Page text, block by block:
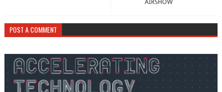
AIRSHOW
POST A COMMENT